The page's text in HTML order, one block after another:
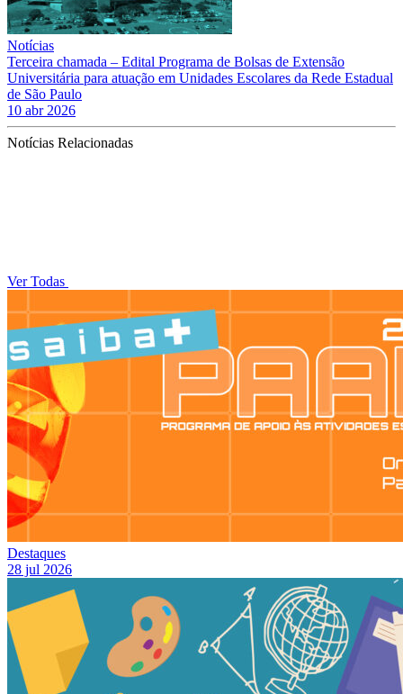
Notícias
Terceira chamada – Edital Programa de Bolsas de Extensão
Universitária para atuação em Unidades Escolares da Rede Estadual
de São Paulo
10 abr 2026
Notícias Relacionadas
Ver Todas
Destaques
28 jul 2026